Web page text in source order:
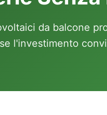
da balcone
l'investimento